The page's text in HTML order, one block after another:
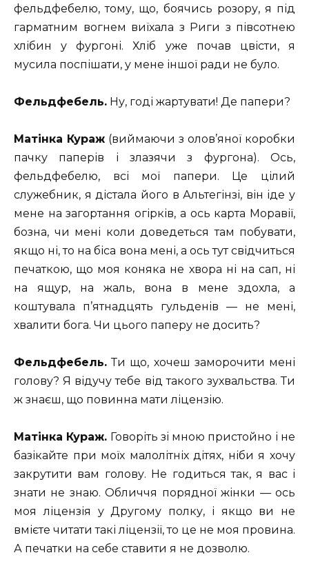
фельдфебелю, тому, що, боячись розору, я під
гарматним вогнем виїхала з Риги з півсотнею
хлібин у фургоні. Хліб уже почав цвісти, я
мусила поспішати, у мене іншої ради не було.
Фельдфебель. Ну, годі жартувати! Де папери?
Матінка Кураж (виймаючи з олов’яної коробки
пачку паперів і злазячи з фургона). Ось,
фельдфебелю, всі мої папери. Це цілий
служебник, я дістала його в Альтегінзі, він іде у
мене на загортання огірків, а ось карта Моравії,
бозна, чи мені коли доведеться там побувати,
якщо ні, то на біса вона мені, а ось тут свідчиться
печаткою, що моя коняка не хвора ні на сап, ні
на ящур, на жаль, вона в мене здохла, а
коштувала п’ятнадцять гульденів — не мені,
хвалити бога. Чи цього паперу не досить?
Фельдфебель. Ти що, хочеш заморочити мені
голову? Я відучу тебе від такого зухвальства. Ти
ж знаєш, що повинна мати ліцензію.
Матінка Кураж. Говоріть зі мною пристойно і не
базікайте при моїх малолітніх дітях, ніби я хочу
закрутити вам голову. Не годиться так, я вас і
знати не знаю. Обличчя порядної жінки — ось
моя ліцензія у Другому полку, і якщо ви не
вмієте читати такі ліцензії, то це не моя провина.
А печатки на себе ставити я не дозволю.